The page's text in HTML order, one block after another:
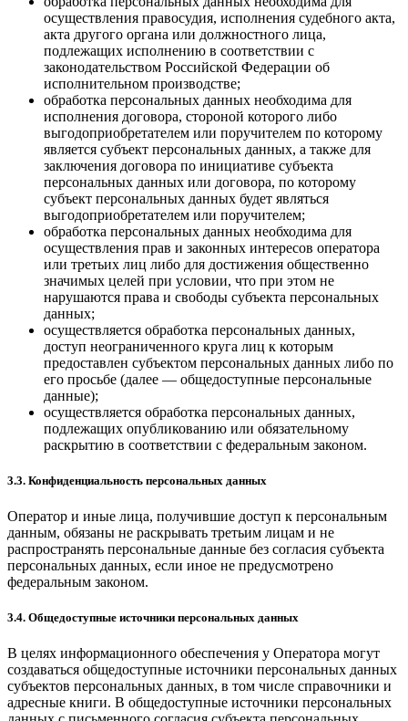
осуществления правосудия, исполнения судебного акта,
акта другого органа или должностного лица,
подлежащих исполнению в соответствии с
законодательством Российской Федерации об
исполнительном производстве;
обработка персональных данных необходима для
исполнения договора, стороной которого либо
выгодоприобретателем или поручителем по которому
является субъект персональных данных, а также для
заключения договора по инициативе субъекта
персональных данных или договора, по которому
субъект персональных данных будет являться
выгодоприобретателем или поручителем;
обработка персональных данных необходима для
осуществления прав и законных интересов оператора
или третьих лиц либо для достижения общественно
значимых целей при условии, что при этом не
нарушаются права и свободы субъекта персональных
данных;
осуществляется обработка персональных данных,
доступ неограниченного круга лиц к которым
предоставлен субъектом персональных данных либо по
его просьбе (далее — общедоступные персональные
данные);
осуществляется обработка персональных данных,
подлежащих опубликованию или обязательному
раскрытию в соответствии с федеральным законом.
3.3. Конфиденциальность персональных данных
Оператор и иные лица, получившие доступ к персональным
данным, обязаны не раскрывать третьим лицам и не
распространять персональные данные без согласия субъекта
персональных данных, если иное не предусмотрено
федеральным законом.
3.4. Общедоступные источники персональных данных
В целях информационного обеспечения у Оператора могут
создаваться общедоступные источники персональных данных
субъектов персональных данных, в том числе справочники и
адресные книги. В общедоступные источники персональных